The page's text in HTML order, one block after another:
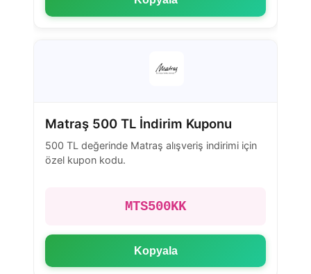
Matraş 500 TL İndirim Kuponu
500 TL değerinde Matraş alışveriş indirimi için
özel kupon kodu.
MTS500KK
Kopyala